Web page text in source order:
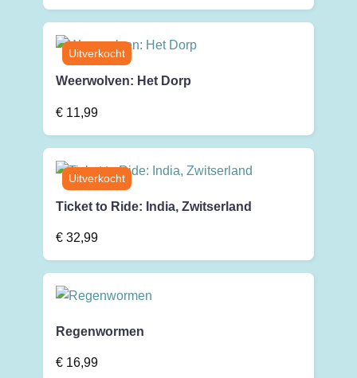
Weerwolven: Het Dorp
€ 11,99
Ticket to Ride: India, Zwitserland
€ 32,99
Regenwormen
€ 16,99